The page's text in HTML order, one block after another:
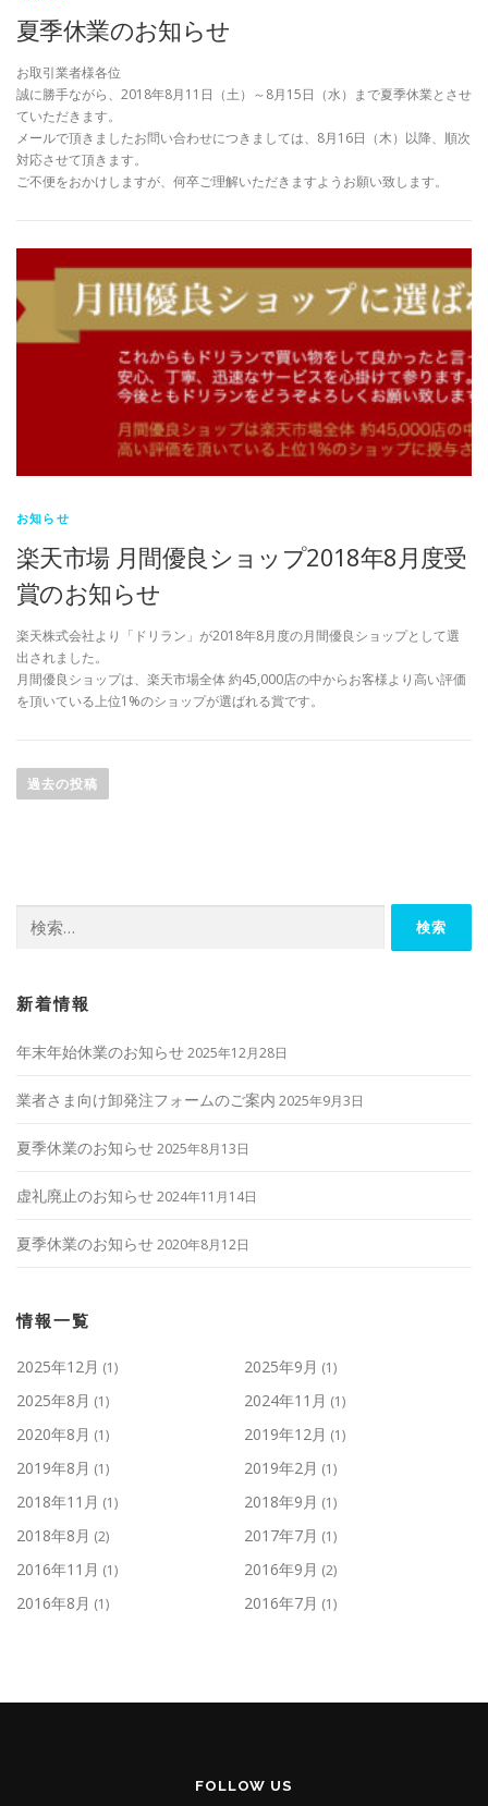
夏季休業のお知らせ
お取引業者様各位
誠に勝手ながら、2018年8月11日（土）～8月15日（水）まで夏季休業とさせ
ていただきます。
メールで頂きましたお問い合わせにつきましては、8月16日（木）以降、順次
対応させて頂きます。
ご不便をおかけしますが、何卒ご理解いただきますようお願い致します。
お知らせ
楽天市場 月間優良ショップ2018年8月度受
賞のお知らせ
楽天株式会社より「ドリラン」が2018年8月度の月間優良ショップとして選
出されました。
月間優良ショップは、楽天市場全体 約45,000店の中からお客様より高い評価
を頂いている上位1%のショップが選ばれる賞です。
稿
シ
過去の投稿
索:
新着情報
年末年始休業のお知らせ2025年12月28日
業者さま向け卸発注フォームのご案内 2025年9月3日
夏季休業のお知らせ2025年8月13日
虚礼廃止のお知らせ2024年11月14日
夏季休業のお知らせ2020年8月12日
情報一覧
2025年12月 (1) 2025年9月 (1)
2025年8月 (1) 2024年11月 (1)
2020年8月 (1) 2019年12月 (1)
2019年8月 (1) 2019年2月 (1)
2018年11月 (1) 2018年9月 (1)
2018年8月 (2) 2017年7月 (1)
2016年11月 (1) 2016年9月 (2)
2016年8月 (1) 2016年7月 (1)
FOLLOW US